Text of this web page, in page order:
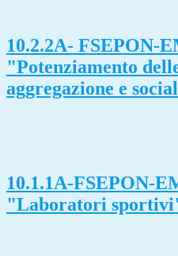
10.2.2A- FSEPON-
"Potenziamento
aggregazione e
10.1.1A-FSEPON-
"Laboratori